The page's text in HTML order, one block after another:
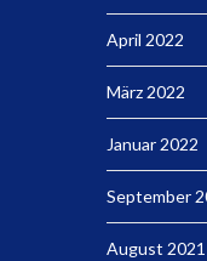
April 2022
März 2022
Januar 2022
September
August 2021